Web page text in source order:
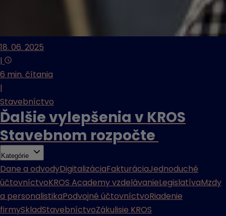
18. 06. 2025
|
6 min. čítania
|
Stavebníctvo
Ďalšie vylepšenia v KROS
Stavebnom rozpočte
Kategórie
Dane a odvodyDigitalizáciaFakturáciaJednoduché
účtovníctvoKROS Academy vzdelávanieLegislatívaMzdy
a personalistikaPodvojné účtovníctvoRiadenie
firmySkladStavebníctvoZákulisie KROS